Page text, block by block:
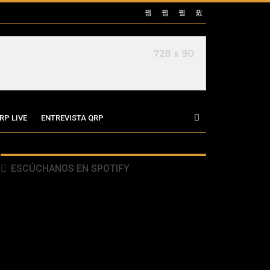
LIVE ENTREVISTA QRP
ESCÚCHANOS EN SPOTIFY